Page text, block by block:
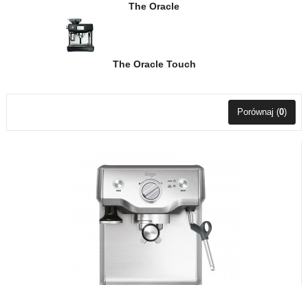
The Oracle
The Oracle Touch
Porównaj (0)